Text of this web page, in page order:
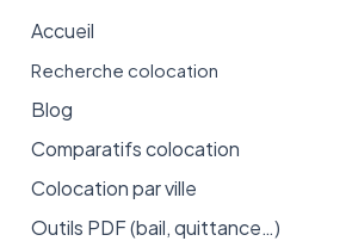
Accueil
Recherche colocation
Blog
Comparatifs colocation
Colocation par ville
Outils PDF (bail, quittance…)